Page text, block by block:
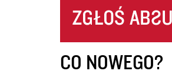
CO NOWEGO?